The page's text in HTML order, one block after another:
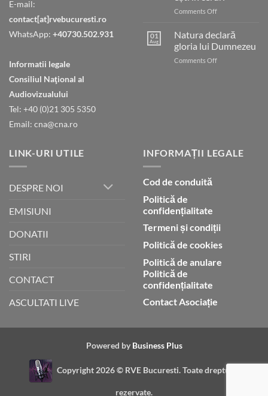
E-mail:
contact[at]rvebucuresti.ro
WhatsApp: +40730.502.931
Informatii legale
Consiliul Naţional al
Audiovizualului
Tel: +40 (0)21 305 5350
Email: cna@cna.ro
Comments Offon
nostru
care
ești
în
01
Aug
Natura declară
gloria lui Dumnezeu
Comments Offon
LINK-URI UTILE
DESPRE NOI
EMISIUNI
DONATII
STIRI
CONTACT
ASCULTATI LIVE
INFORMAȚII LEGALE
Cod de conduită
Politică de
confidențialitate
Termeni și condiții
Politică de cookies
Politică de anulare
Politică de
confidențialitate
Contact Asociație
Powered by Business Plus
Copyright 2026 © RVE Bucuresti. Toate drepturile
rezervate.